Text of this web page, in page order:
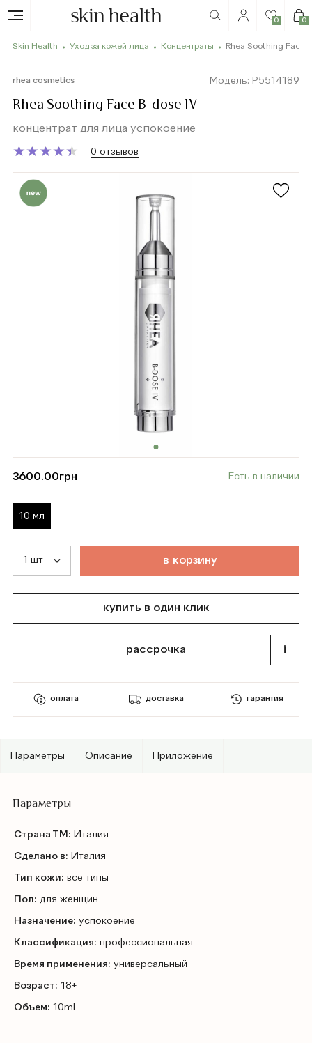
0 0
Skin Health Уход за кожей лица Концентраты Rhea Soothing Face
rhea cosmetics Модель: P5514189
Rhea Soothing Face B-dose IV
концентрат для лица успокоение
★
★★
★★
★★
★★
★ 0 отзывов
3600.00грн Есть в наличии
10 мл
в корзину
купить в один клик
рассрочка i
оплата доставка гарантия
Параметры Описание Приложение
Параметры
Страна ТМ: Италия
Сделано в: Италия
Тип кожи: все типы
Пол: для женщин
Назначение: успокоение
Классификация: профессиональная
Время применения: универсальный
Возраст: 18+
Объем: 10ml